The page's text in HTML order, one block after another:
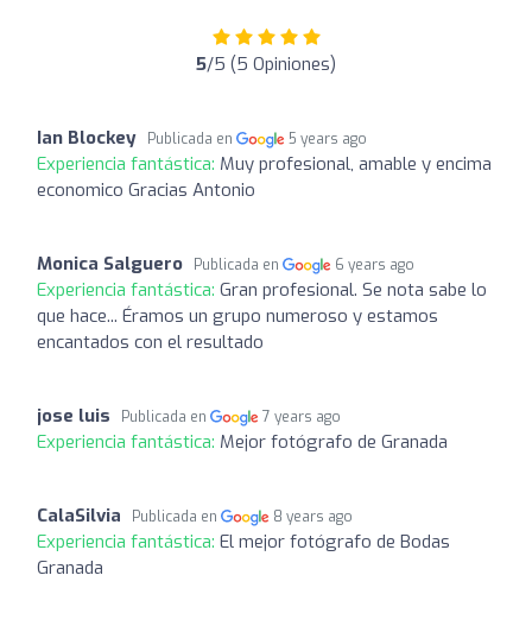
5/5 (5 Opiniones)
Ian Blockey Publicada en 5 years ago
Experiencia fantástica: Muy profesional, amable y encima
economico Gracias Antonio
Monica Salguero Publicada en 6 years ago
Experiencia fantástica: Gran profesional. Se nota sabe lo
que hace... Éramos un grupo numeroso y estamos
encantados con el resultado
jose luis Publicada en 7 years ago
Experiencia fantástica: Mejor fotógrafo de Granada
CalaSilvia Publicada en 8 years ago
Experiencia fantástica: El mejor fotógrafo de Bodas
Granada